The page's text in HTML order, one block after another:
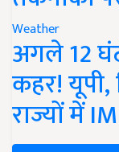
Weather
अगले 12
कहर! यूपी,
राज्यों में